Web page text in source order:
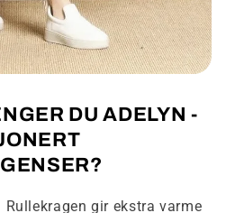
DU ADELYN -
Rullekragen gir ekstra varme